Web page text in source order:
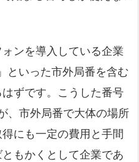
ンを導入している企業
といった市外局番を含む
ずです。こうした番号
、市外局番で大体の場所
にも一定の費用と手間
もかくとして企業であ